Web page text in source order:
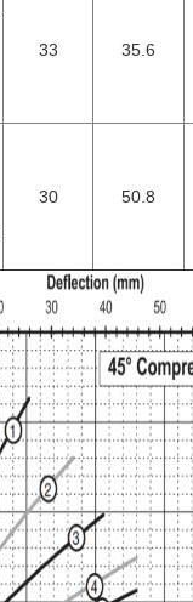
33 35.6
30 50.8